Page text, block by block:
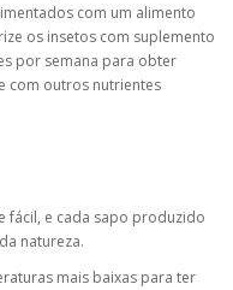
com um alimento
os insetos com suplemento
por semana para obter
com outros nutrientes
fácil, e cada sapo produzido
natureza.
mais baixas para ter